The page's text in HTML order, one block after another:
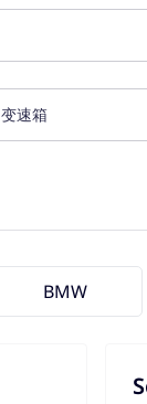
变速箱
BMW